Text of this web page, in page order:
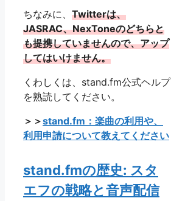
ちなみに、 Twitterは、
JASRAC、NexToneのどちらと
も提携していませんので、アップ
してはいけません。
くわしくは、stand.fm公式ヘルプ
を熟読してください。
＞＞stand.fm：楽曲の利用や、
利用申請について教えてください
stand.fmの歴史: スタ
エフの戦略と音声配信